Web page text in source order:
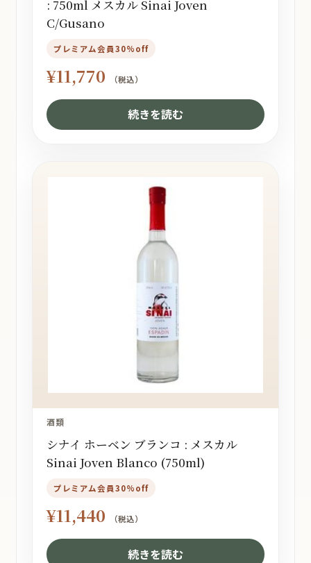
: 750ml メスカル Sinai Joven
C/Gusano
プレミアム会員30%off
¥11,770 （税込）
続きを読む
酒類
シナイ ホーベン ブランコ : メスカル
Sinai Joven Blanco (750ml)
プレミアム会員30%off
¥11,440 （税込）
続きを読む